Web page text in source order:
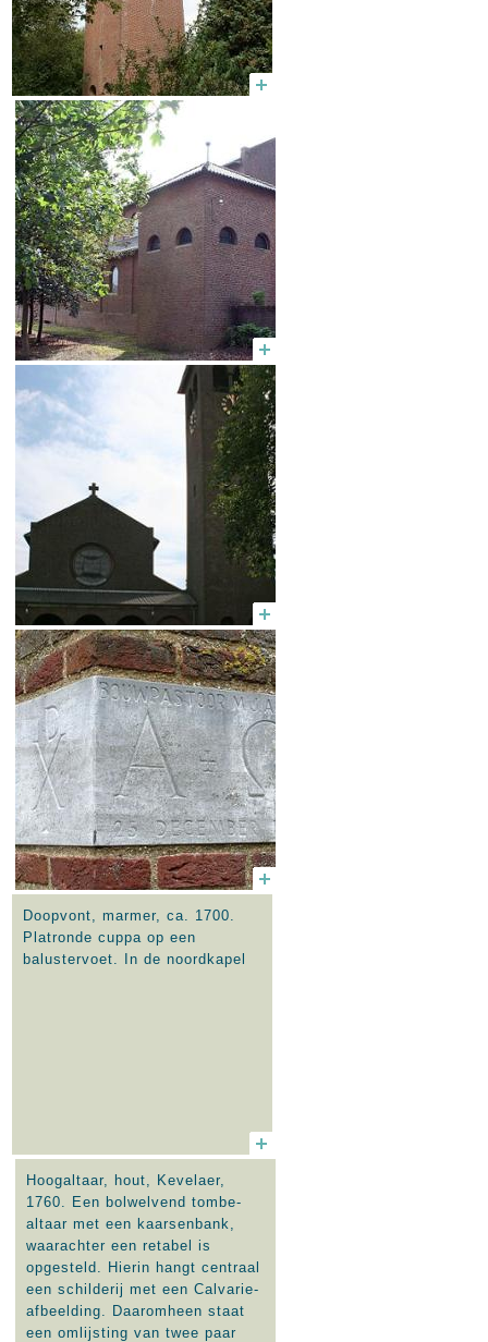
Doopvont, marmer, ca. 1700.
Platronde cuppa op een
balustervoet. In de noordkapel
Hoogaltaar, hout, Kevelaer,
1760. Een bolwelvend tombe-
altaar met een kaarsenbank,
waarachter een retabel is
opgesteld. Hierin hangt centraal
een schilderij met een Calvarie-
afbeelding. Daaromheen staat
een omlijsting van twee paar